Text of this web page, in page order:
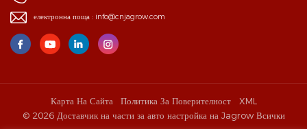
електронна поща : info@cnjagrow.com
Карта На Сайта Политика За Поверителност
XML
© 2026 Доставчик на части за авто настройка на Jagrow Всички